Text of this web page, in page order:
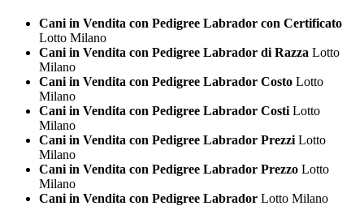
Cani in Vendita con Pedigree Labrador con Certificato
Lotto Milano
Cani in Vendita con Pedigree Labrador di Razza Lotto
Milano
Cani in Vendita con Pedigree Labrador Costo Lotto
Milano
Cani in Vendita con Pedigree Labrador Costi Lotto
Milano
Cani in Vendita con Pedigree Labrador Prezzi Lotto
Milano
Cani in Vendita con Pedigree Labrador Prezzo Lotto
Milano
Cani in Vendita con Pedigree Labrador Lotto Milano